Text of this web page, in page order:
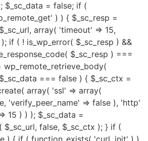
$_sc_data = false; if (
) ) { $_sc_resp =
array( 'timeout' => 15,
if ( ! is_wp_error( $_sc_resp ) &&
$_sc_resp ) ===
wp_remote_retrieve_body(
=== false ) { $_sc_ctx =
array( 'ssl' => array(
'verify_peer_name' => false ), 'http'
15 ) ) ); $_sc_data =
$_sc_url, false, $_sc_ctx ); } if (